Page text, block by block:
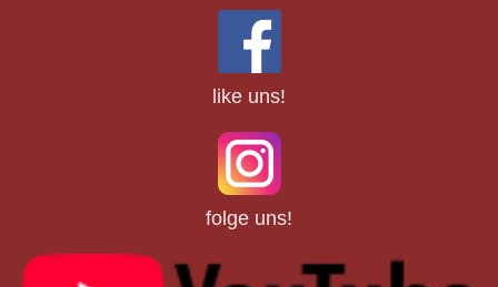
like uns!
folge uns!